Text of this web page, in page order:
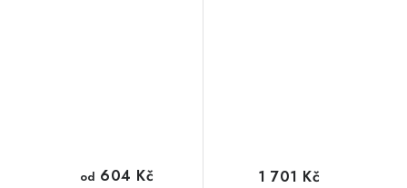
od 604 Kč 1 701 Kč